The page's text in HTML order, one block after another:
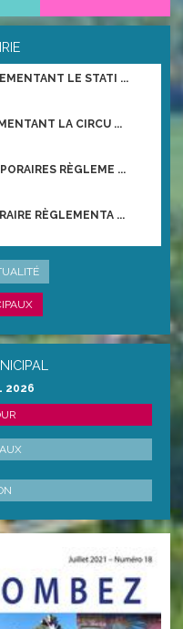
LE STATI ...
LA CIRCU ...
RÈGLEME ...
RÈGLEMENTA ...
21/06/2026 TEMPO ...
2026